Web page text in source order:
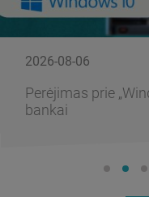
2026-08-06
Perėjimas prie
bankai